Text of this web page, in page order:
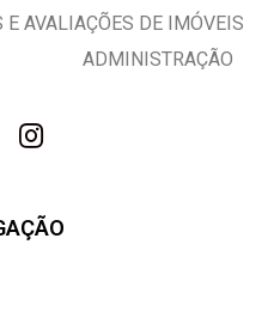
AVALIAÇÕES DE IMÓVEIS
ADMINISTRAÇÃO